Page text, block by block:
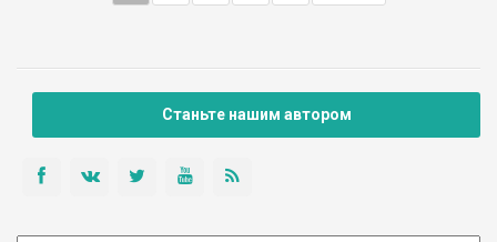
Станьте нашим автором